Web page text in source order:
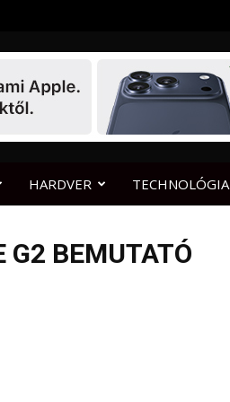
HARDVER TECHNOLÓGIA
G2 BEMUTATÓ